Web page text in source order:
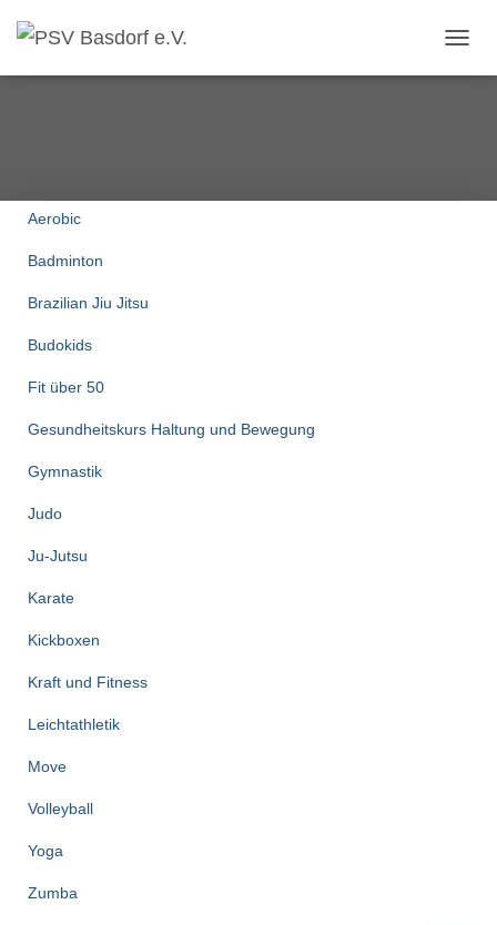
Aerobic
Badminton
Brazilian Jiu Jitsu
Budokids
Fit über 50
Gesundheitskurs Haltung und Bewegung
Gymnastik
Judo
Ju-Jutsu
Karate
Kickboxen
Kraft und Fitness
Leichtathletik
Move
Volleyball
Yoga
Zumba